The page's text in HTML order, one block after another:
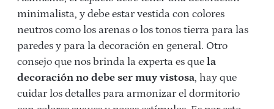
minimalista, y debe estar vestida con colores
neutros como los arenas o los tonos tierra para las
paredes y para la decoración en general. Otro
consejo que nos brinda la experta es que la
decoración no debe ser muy vistosa, hay que
cuidar los detalles para armonizar el dormitorio